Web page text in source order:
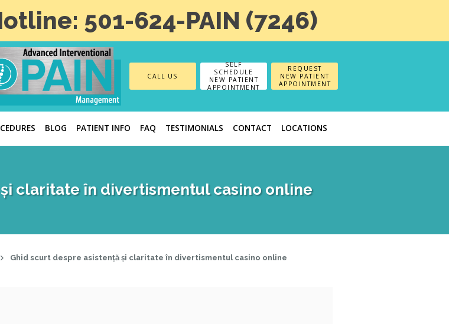
501-624-PAIN (7246)
CALL US
SELF
SCHEDULE
NEW PATIENT
APPOINTMENT
REQUEST
NEW PATIENT
APPOINTMENT
BLOG PATIENT INFO FAQ TESTIMONIALS CONTACT LOCATIONS
claritate în divertismentul casino online
Ghid scurt despre asistență și claritate în divertismentul casino online